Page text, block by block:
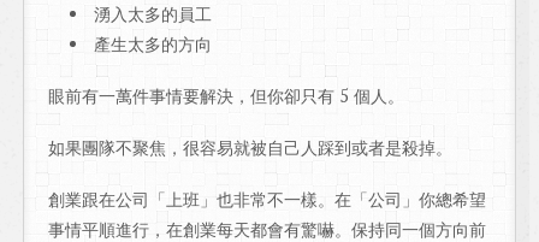
湧入太多的員工
產生太多的方向
眼前有一萬件事情要解決，但你卻只有 5 個人。
如果團隊不聚焦，很容易就被自己人踩到或者是殺掉。
創業跟在公司「上班」也非常不一樣。在「公司」你總希望
事情平順進行，在創業每天都會有驚嚇。保持同一個方向前